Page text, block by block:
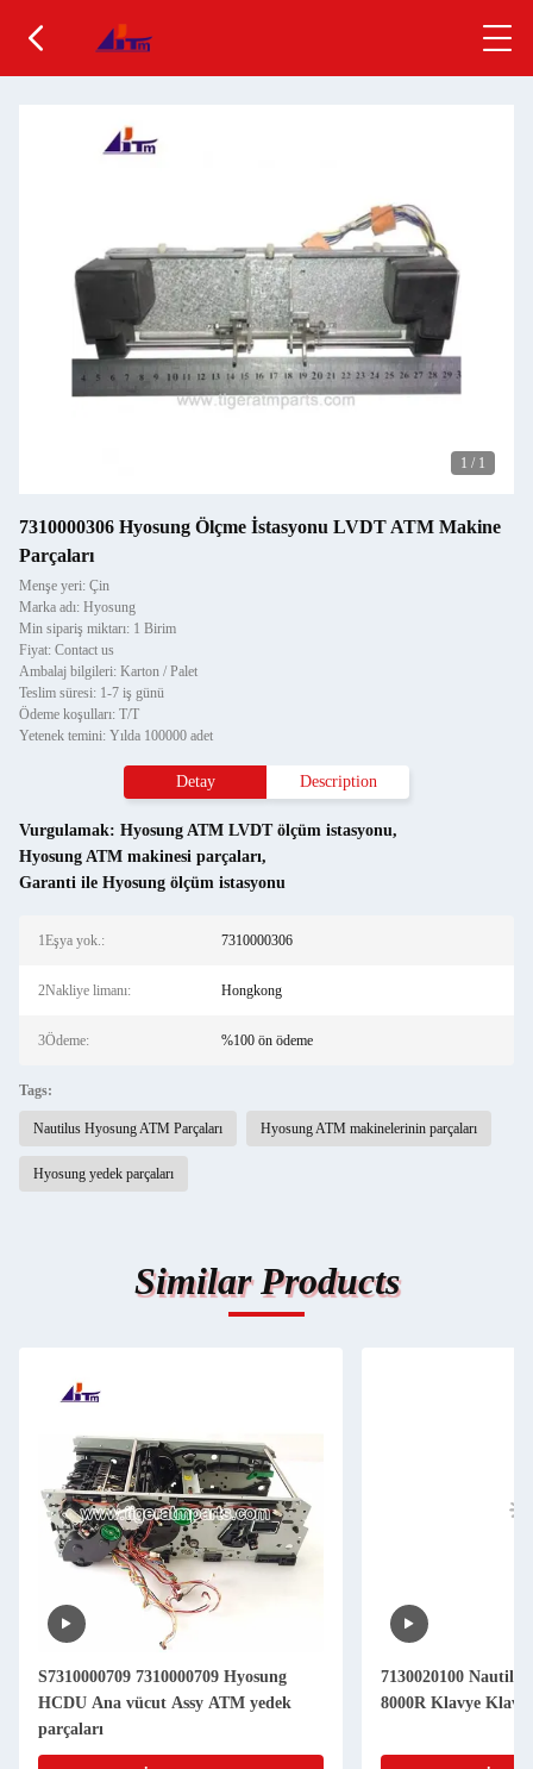
1 / 1
7310000306 Hyosung Ölçme İstasyonu LVDT ATM Makine
Parçaları
Menşe yeri: Çin
Marka adı: Hyosung
Min sipariş miktarı: 1 Birim
Fiyat: Contact us
Ambalaj bilgileri: Karton / Palet
Teslim süresi: 1-7 iş günü
Ödeme koşulları: T/T
Yetenek temini: Yılda 100000 adet
Detay Description
Vurgulamak: Hyosung ATM LVDT ölçüm istasyonu,
Hyosung ATM makinesi parçaları,
Garanti ile Hyosung ölçüm istasyonu
1Eşya yok.: 7310000306
2Nakliye limanı: Hongkong
3Ödeme: %100 ön ödeme
Tags:
Nautilus Hyosung ATM Parçaları Hyosung ATM makinelerinin parçaları
Hyosung yedek parçaları
Similar Products
S7310000709 7310000709 Hyosung
HCDU Ana vücut Assy ATM yedek
parçaları
7130020100
8000R Klavye